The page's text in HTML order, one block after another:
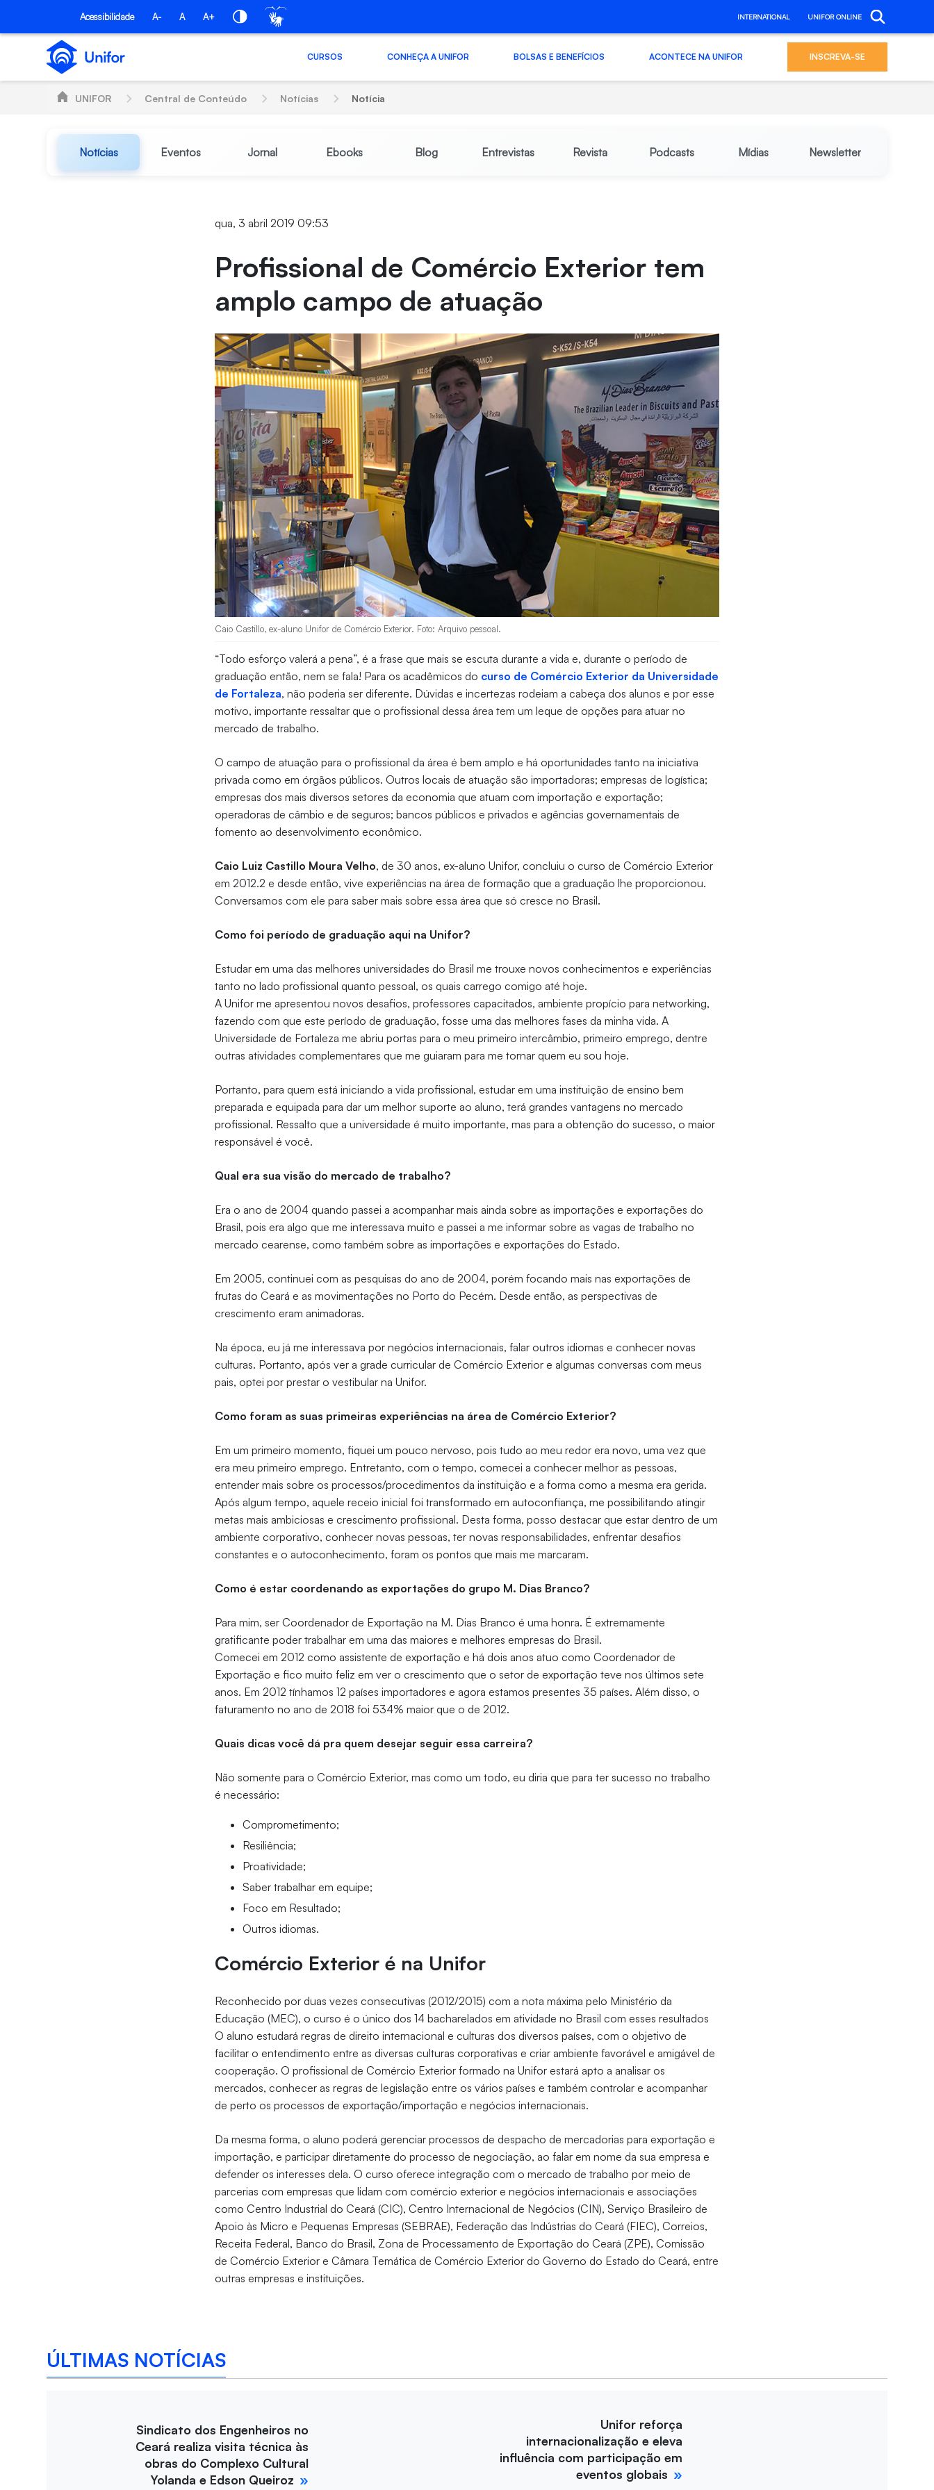
Pular para o Conteúdo principal
Acessibilidade A- A A+ INTERNATIONAL UNIFOR ONLINE
CURSOS CONHEÇA A UNIFOR BOLSAS E BENEFÍCIOS ACONTECE NA UNIFOR INSCREVA-SE
UNIFOR Central de Conteúdo Notícias Notícia
Notícias Eventos Jornal Ebooks Blog Entrevistas Revista Podcasts Mídias Newsletter
qua, 3 abril 2019 09:53
Profissional de Comércio Exterior tem
amplo campo de atuação
Caio Castillo, ex-aluno Unifor de Comércio Exterior. Foto: Arquivo pessoal.
“Todo esforço valerá a pena”, é a frase que mais se escuta durante a vida e, durante o período de
graduação então, nem se fala! Para os acadêmicos do curso de Comércio Exterior da Universidade
de Fortaleza, não poderia ser diferente. Dúvidas e incertezas rodeiam a cabeça dos alunos e por esse
motivo, importante ressaltar que o profissional dessa área tem um leque de opções para atuar no
mercado de trabalho.
O campo de atuação para o profissional da área é bem amplo e há oportunidades tanto na iniciativa
privada como em órgãos públicos. Outros locais de atuação são importadoras; empresas de logística;
empresas dos mais diversos setores da economia que atuam com importação e exportação;
operadoras de câmbio e de seguros; bancos públicos e privados e agências governamentais de
fomento ao desenvolvimento econômico.
Caio Luiz Castillo Moura Velho, de 30 anos, ex-aluno Unifor, concluiu o curso de Comércio Exterior
em 2012.2 e desde então, vive experiências na área de formação que a graduação lhe proporcionou.
Conversamos com ele para saber mais sobre essa área que só cresce no Brasil.
Como foi período de graduação aqui na Unifor?
Estudar em uma das melhores universidades do Brasil me trouxe novos conhecimentos e experiências
tanto no lado profissional quanto pessoal, os quais carrego comigo até hoje.
A Unifor me apresentou novos desafios, professores capacitados, ambiente propício para networking,
fazendo com que este período de graduação, fosse uma das melhores fases da minha vida. A
Universidade de Fortaleza me abriu portas para o meu primeiro intercâmbio, primeiro emprego, dentre
outras atividades complementares que me guiaram para me tornar quem eu sou hoje.
Portanto, para quem está iniciando a vida profissional, estudar em uma instituição de ensino bem
preparada e equipada para dar um melhor suporte ao aluno, terá grandes vantagens no mercado
profissional. Ressalto que a universidade é muito importante, mas para a obtenção do sucesso, o maior
responsável é você.
Qual era sua visão do mercado de trabalho?
Era o ano de 2004 quando passei a acompanhar mais ainda sobre as importações e exportações do
Brasil, pois era algo que me interessava muito e passei a me informar sobre as vagas de trabalho no
mercado cearense, como também sobre as importações e exportações do Estado.
Em 2005, continuei com as pesquisas do ano de 2004, porém focando mais nas exportações de
frutas do Ceará e as movimentações no Porto do Pecém. Desde então, as perspectivas de
crescimento eram animadoras.
Na época, eu já me interessava por negócios internacionais, falar outros idiomas e conhecer novas
culturas. Portanto, após ver a grade curricular de Comércio Exterior e algumas conversas com meus
pais, optei por prestar o vestibular na Unifor.
Como foram as suas primeiras experiências na área de Comércio Exterior?
Em um primeiro momento, fiquei um pouco nervoso, pois tudo ao meu redor era novo, uma vez que
era meu primeiro emprego. Entretanto, com o tempo, comecei a conhecer melhor as pessoas,
entender mais sobre os processos/procedimentos da instituição e a forma como a mesma era gerida.
Após algum tempo, aquele receio inicial foi transformado em autoconfiança, me possibilitando atingir
metas mais ambiciosas e crescimento profissional. Desta forma, posso destacar que estar dentro de um
ambiente corporativo, conhecer novas pessoas, ter novas responsabilidades, enfrentar desafios
constantes e o autoconhecimento, foram os pontos que mais me marcaram.
Como é estar coordenando as exportações do grupo M. Dias Branco?
Para mim, ser Coordenador de Exportação na M. Dias Branco é uma honra. É extremamente
gratificante poder trabalhar em uma das maiores e melhores empresas do Brasil.
Comecei em 2012 como assistente de exportação e há dois anos atuo como Coordenador de
Exportação e fico muito feliz em ver o crescimento que o setor de exportação teve nos últimos sete
anos. Em 2012 tínhamos 12 países importadores e agora estamos presentes 35 países. Além disso, o
faturamento no ano de 2018 foi 534% maior que o de 2012.
Quais dicas você dá pra quem desejar seguir essa carreira?
Não somente para o Comércio Exterior, mas como um todo, eu diria que para ter sucesso no trabalho
é necessário:
Comprometimento;
Resiliência;
Proatividade;
Saber trabalhar em equipe;
Foco em Resultado;
Outros idiomas.
Comércio Exterior é na Unifor
Reconhecido por duas vezes consecutivas (2012/2015) com a nota máxima pelo Ministério da
Educação (MEC), o curso é o único dos 14 bacharelados em atividade no Brasil com esses resultados
O aluno estudará regras de direito internacional e culturas dos diversos países, com o objetivo de
facilitar o entendimento entre as diversas culturas corporativas e criar ambiente favorável e amigável de
cooperação. O profissional de Comércio Exterior formado na Unifor estará apto a analisar os
mercados, conhecer as regras de legislação entre os vários países e também controlar e acompanhar
de perto os processos de exportação/importação e negócios internacionais.
Da mesma forma, o aluno poderá gerenciar processos de despacho de mercadorias para exportação e
importação, e participar diretamente do processo de negociação, ao falar em nome da sua empresa e
defender os interesses dela. O curso oferece integração com o mercado de trabalho por meio de
parcerias com empresas que lidam com comércio exterior e negócios internacionais e associações
como Centro Industrial do Ceará (CIC), Centro Internacional de Negócios (CIN), Serviço Brasileiro de
Apoio às Micro e Pequenas Empresas (SEBRAE), Federação das Indústrias do Ceará (FIEC), Correios,
Receita Federal, Banco do Brasil, Zona de Processamento de Exportação do Ceará (ZPE), Comissão
de Comércio Exterior e Câmara Temática de Comércio Exterior do Governo do Estado do Ceará, entre
outras empresas e instituições.
ÚLTIMAS NOTÍCIAS
Sindicato dos Engenheiros no
Ceará realiza visita técnica às
obras do Complexo Cultural
Yolanda e Edson Queiroz
Unifor reforça
internacionalização e eleva
influência com participação em
eventos globais